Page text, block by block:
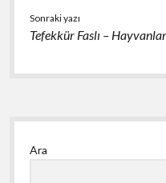
Sonraki yazı
Tefekkür Faslı – Hayvanlar
Yan
Menü
Ara